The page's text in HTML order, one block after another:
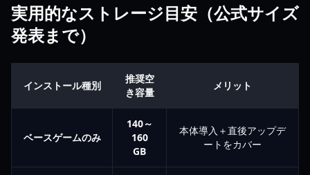
実用的なストレージ目安（公式サイズ
発表まで）
インストール種別
推奨空
き容量
メリット
ベースゲームのみ
140～
160
GB
本体導入＋直後アップデ
ートをカバー